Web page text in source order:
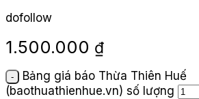
dofollow
1.500.000 ₫
Bảng giá báo Thừa Thiên Huế
(baothuathienhue.vn) số lượng